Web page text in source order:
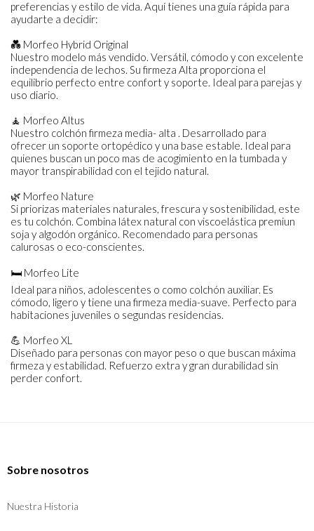
preferencias y estilo de vida. Aquí tienes una guía rápida para
ayudarte a decidir:
💑 Morfeo Hybrid Original
Nuestro modelo más vendido. Versátil, cómodo y con excelente
independencia de lechos. Su firmeza Alta proporciona el
equilibrio perfecto entre confort y soporte. Ideal para parejas y
uso diario.
🧘 Morfeo Altus
Nuestro colchón firmeza media- alta . Desarrollado para
ofrecer un soporte ortopédico y una base estable. Ideal para
quienes buscan un poco mas de acogimiento en la tumbada y
mayor transpirabilidad con el tejido natural.
🌿 Morfeo Nature
Si priorizas materiales naturales, frescura y sostenibilidad, este
es tu colchón. Combina látex natural con viscoelástica premiun
soja y algodón orgánico. Recomendado para personas
calurosas o eco-conscientes.
🛏️ Morfeo Lite
Ideal para niños, adolescentes o como colchón auxiliar. Es
cómodo, ligero y tiene una firmeza media-suave. Perfecto para
habitaciones juveniles o segundas residencias.
💪 Morfeo XL
Diseñado para personas con mayor peso o que buscan máxima
firmeza y estabilidad. Refuerzo extra y gran durabilidad sin
perder confort.
Sobre nosotros
Nuestra Historia